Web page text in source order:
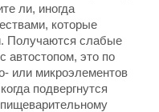
ли, иногда
которые
Получаются слабые
автостопом, это по
или микроэлементов
подвергнутся